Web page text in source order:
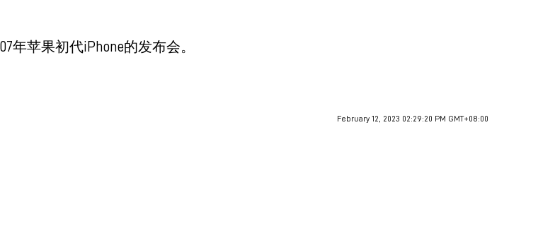
苹果初代iPhone的发布会。
February 12, 2023 02:29:20 PM GMT+08:00